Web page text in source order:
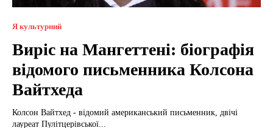
Я культурний
Виріс на Мангеттені: біографія
відомого письменника Колсона
Вайтхеда
Колсон Вайтхед - відомий американський письменник, двічі
лауреат Пулітцерівської...